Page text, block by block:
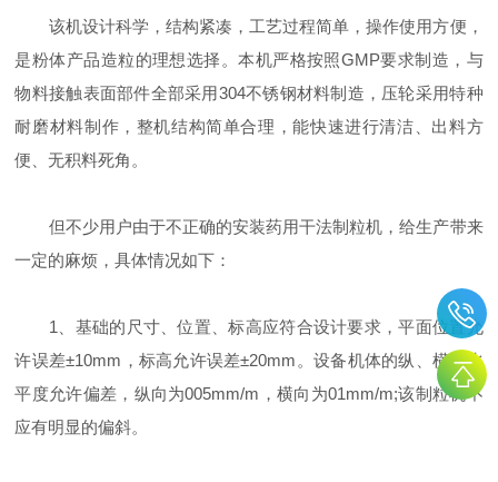
该机设计科学，结构紧凑，工艺过程简单，操作使用方便，
是粉体产品造粒的理想选择。本机严格按照GMP要求制造，与
物料接触表面部件全部采用304不锈钢材料制造，压轮采用特种
耐磨材料制作，整机结构简单合理，能快速进行清洁、出料方
便、无积料死角。
但不少用户由于不正确的安装药用干法制粒机，给生产带来
一定的麻烦，具体情况如下：
1、基础的尺寸、位置、标高应符合设计要求，平面位置允
许误差±10mm，标高允许误差±20mm。设备机体的纵、横向水
平度允许偏差，纵向为0­05mm/m，横向为0­1mm/m;该制粒机不
应有明显的偏斜。